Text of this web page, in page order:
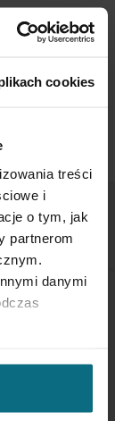
cookies
treści
i
o tym, jak
partnerom
danymi
naszego